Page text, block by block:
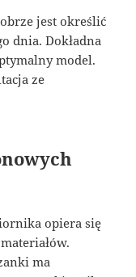
jest określić
dnia. Dokładna
model.
ze
opiera się
ma